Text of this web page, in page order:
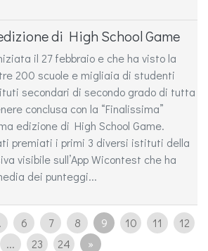
di High School Game
il 27 febbraio e che ha visto la
200 scuole e migliaia di studenti
secondari di secondo grado di tutta
conclusa con la “Finalissima”
edizione di High School Game.
premiati i primi 3 diversi istituti della
visibile sull’App Wicontest che ha
dei punteggi...
6 7 8 9 10 11
12
...
23 24 »